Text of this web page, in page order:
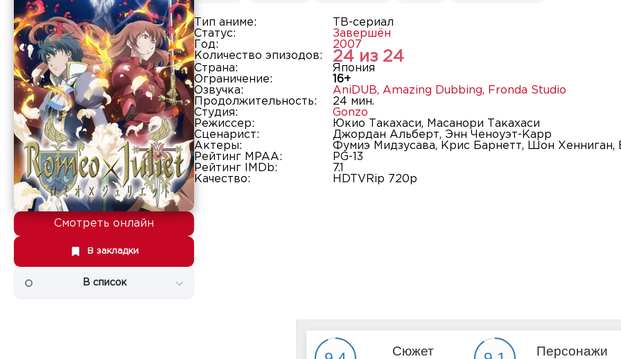
Смотреть онлайн
В закладки
В список
Тип аниме:
ТВ-сериал
Статус:
Завершён
Год:
2007
Количество эпизодов:
24 из 24
Страна:
Япония
Ограничение:
16+
Озвучка:
AniDUB, Amazing Dubbing, Fronda Studio
Продолжительность:
24 мин.
Студия:
Gonzo
Режиссер:
Юкио Такахаси, Масанори Такахаси
Сценарист:
Джордан Альберт, Энн Ченоуэт-Карр
Актеры:
Фумиэ Мидзусава, Крис Барнетт, Шон Хенниган,
Рейтинг MPAA:
PG-13
Рейтинг IMDb:
7.1
Качество:
HDTVRip 720p
Сюжет Персонажи